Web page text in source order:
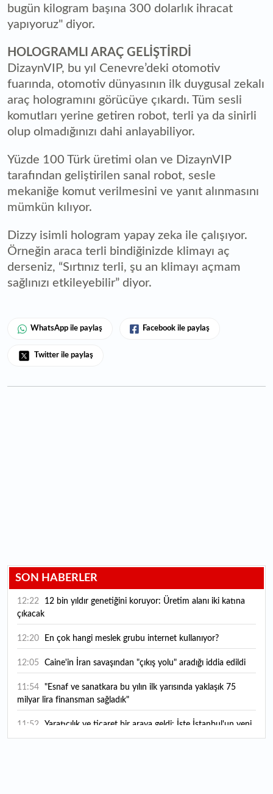
bugün kilogram başına 300 dolarlık ihracat
yapıyoruz" diyor.
HOLOGRAMLI ARAÇ GELİŞTİRDİ
DizaynVIP, bu yıl Cenevre’deki otomotiv
fuarında, otomotiv dünyasının ilk duygusal zekalı
araç hologramını görücüye çıkardı. Tüm sesli
komutları yerine getiren robot, terli ya da sinirli
olup olmadığınızı dahi anlayabiliyor.
Yüzde 100 Türk üretimi olan ve DizaynVIP
tarafından geliştirilen sanal robot, sesle
mekaniğe komut verilmesini ve yanıt alınmasını
mümkün kılıyor.
Dizzy isimli hologram yapay zeka ile çalışıyor.
Örneğin araca terli bindiğinizde klimayı aç
derseniz, “Sırtınız terli, şu an klimayı açmam
sağlınızı etkileyebilir” diyor.
WhatsApp ile paylaş Facebook ile paylaş
Twitter ile paylaş
SON HABERLER
12:22
çıkacak
12:20 En çok hangi meslek grubu internet kullanıyor?
12:05 Caine'in İran savaşından "çıkış yolu" aradığı iddia edildi
11:54
milyar lira finansman sağladık"
11:52
girişimcilik alanı